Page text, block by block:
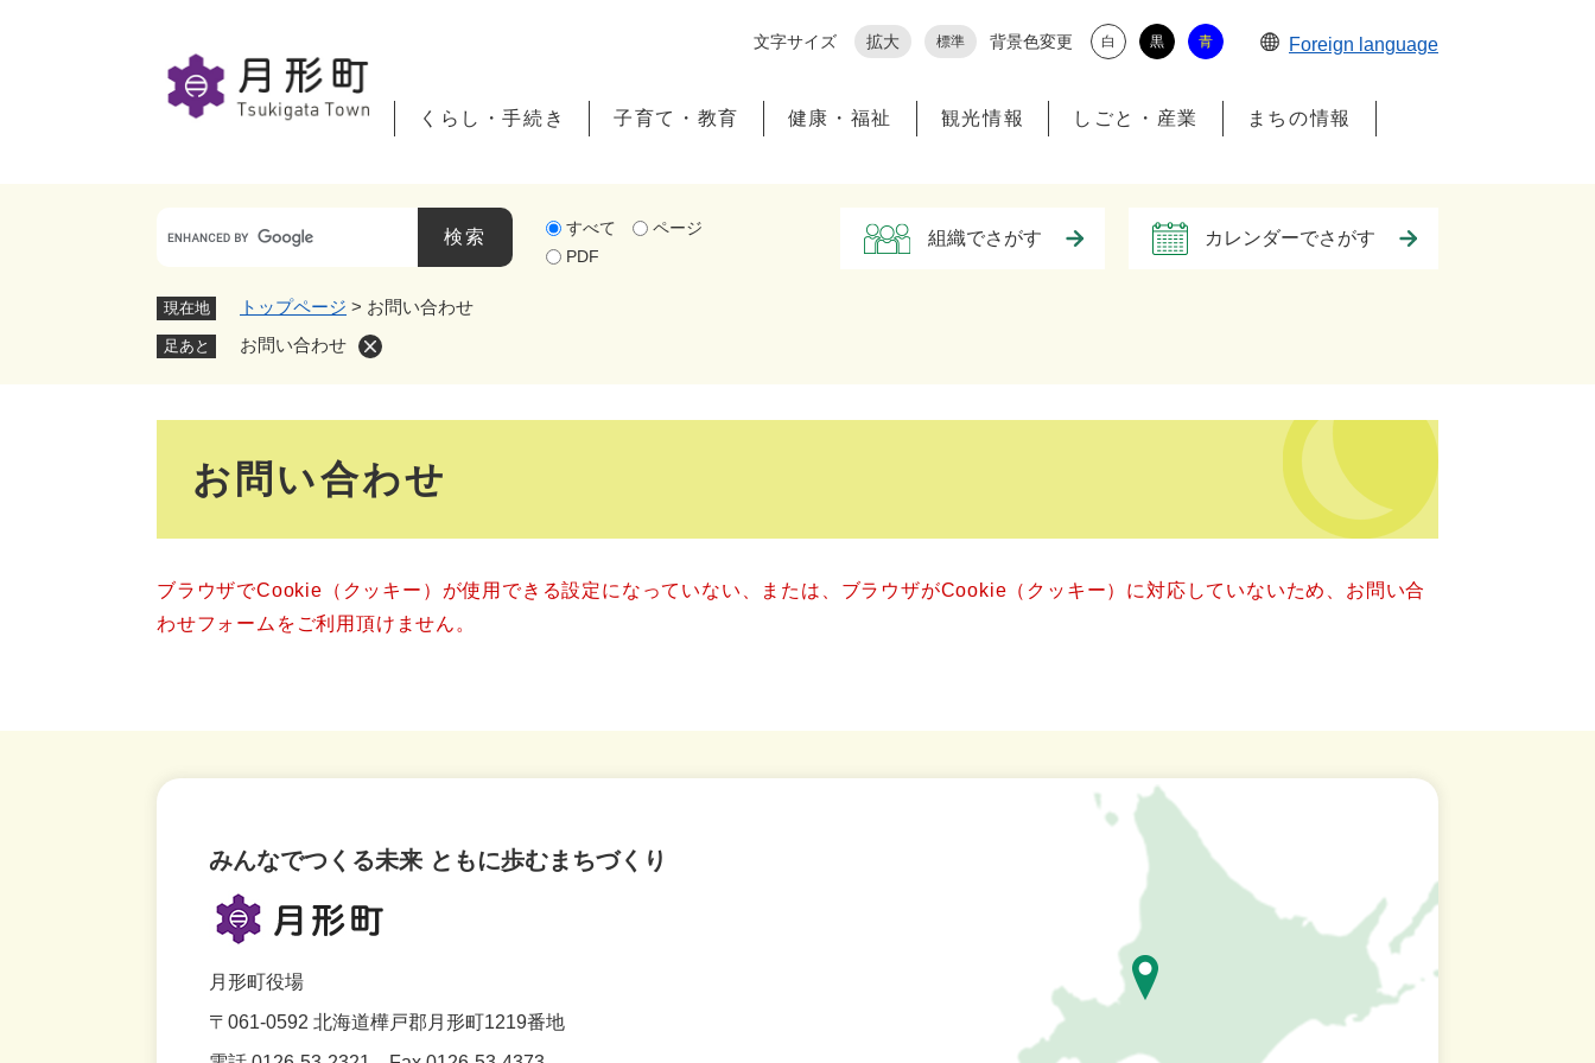
文字サイズ
拡大 標準 背景色変更 白 黒 青 Foreign language
くらし・手続き 子育て・教育 健康・福祉 観光情報 しごと・産業 まちの情報
すべて
ページ
PDF
組織でさがす カレンダーでさがす
現在地 トップページ > お問い合わせ
足あと お問い合わせ
お問い合わせ
ブラウザでCookie（クッキー）が使用できる設定になっていない、または、ブラウザがCookie（クッキー）に対応していないため、お問い合
わせフォームをご利用頂けません。
みんなでつくる未来 ともに歩むまちづくり
月形町役場
〒061-0592 北海道樺戸郡月形町1219番地